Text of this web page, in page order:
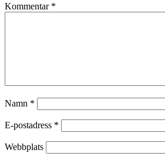
Kommentar *
Namn *
E-postadress *
Webbplats